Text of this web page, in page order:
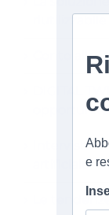
Conto alla
DIGITAL
Intervista a
artificiale
Le